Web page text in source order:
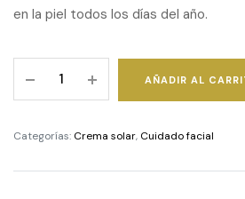
en la piel todos los días del año.
Urban
SPF50+
AÑADIR AL
Categorías: Crema solar, Cuidado facial